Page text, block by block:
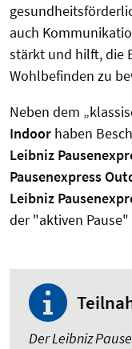
auch
stärkt und hilft, die
Wohlbefinden zu
Neben dem
Indoor haben
Leibniz
Pausenexpress
Leibniz
der "aktiven Pause"
Der Leibniz